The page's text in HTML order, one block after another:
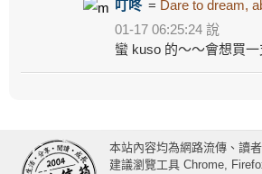
叮咚 = Dare to dream,
01-17 06:25:24 說
蠻 kuso 的～～會想買一
本站內容均為網路流傳、讀
建議瀏覽工具 Chrome,